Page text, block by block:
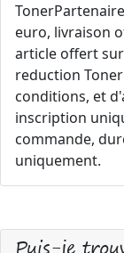
euro, livraison
article offert
reduction
conditions, et
inscription
commande,
uniquement.